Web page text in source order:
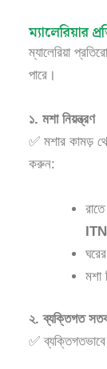
ম্যালেরিয়ার
ম্যালেরিয়া
পারে।
১. মশা নিয়ন্ত্রণ
✅ মশার কামড়
করুন:
মশা
২. ব্যক্তিগত
✅ ব্যক্তিগতভাবে